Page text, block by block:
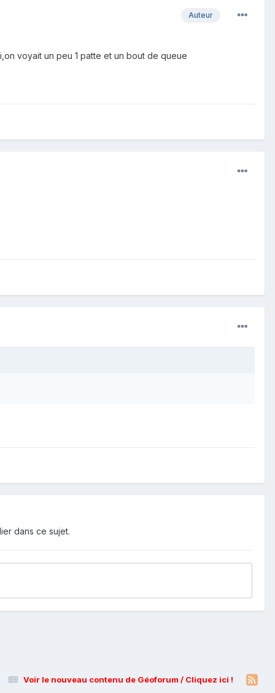
Auteur
voyait un peu 1 patte et un bout de queue
dans ce sujet.
Voir le nouveau contenu de Géoforum / Cliquez ici !